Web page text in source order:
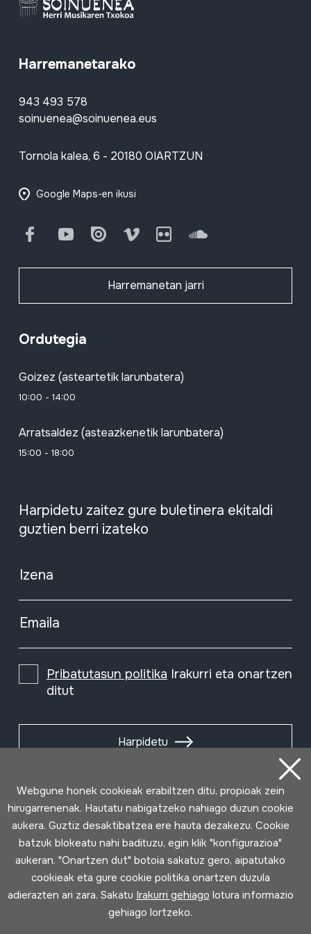
Harremanetarako
943 493 578
soinuenea@soinuenea.eus
Tornola kalea, 6 - 20180 OIARTZUN
Google Maps-en ikusi
FacebookYoutube Issuu Vimeo Flickr SoundCloud
Harremanetan jarri
Ordutegia
Goizez (asteartetik larunbatera)
10:00 - 14:00
Arratsaldez (asteazkenetik larunbatera)
15:00 - 18:00
Harpidetu zaitez gure buletinera ekitaldi
guztien berri izateko
Izena
Emaila
Pribatutasun politika Irakurri eta onartzen
ditut
Harpidetu
Erabilpen baldintzak Pribatutasun politika
Webgune honek cookieak erabiltzen ditu, propioak zein
hirugarrenenak. Hautatu nabigatzeko nahiago duzun cookie
aukera. Guztiz desaktibatzea ere hauta dezakezu. Cookie
batzuk blokeatu nahi badituzu, egin klik "konfigurazioa"
aukeran. "Onartzen dut" botoia sakatuz gero, aipatutako
cookieak eta gure cookie politika onartzen duzula
adierazten ari zara. Sakatu Irakurri gehiago lotura informazio
gehiago lortzeko.